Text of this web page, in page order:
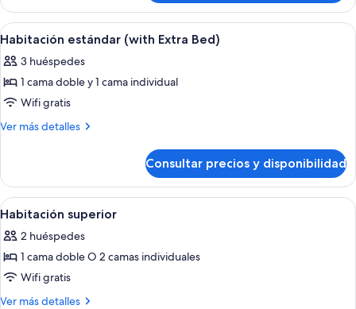
individual
superior
Abrir
todas
las
fotos
de
Habitación
Extra
Bed)
Habitación de hotel moderna con
4
Habitación estándar (with Extra Bed)
3 huéspedes
1 cama doble y 1 cama individual
Wifi gratis
Ver más detalles
Más
estándar
(with
Extra
Consultar precios y disponibilidad
Abrir
todas
las
fotos
de
Habitación
Habitación de hotel moderna con
6
Habitación superior
2 huéspedes
1 cama doble O 2 camas individuales
Wifi gratis
Ver más detalles
Más